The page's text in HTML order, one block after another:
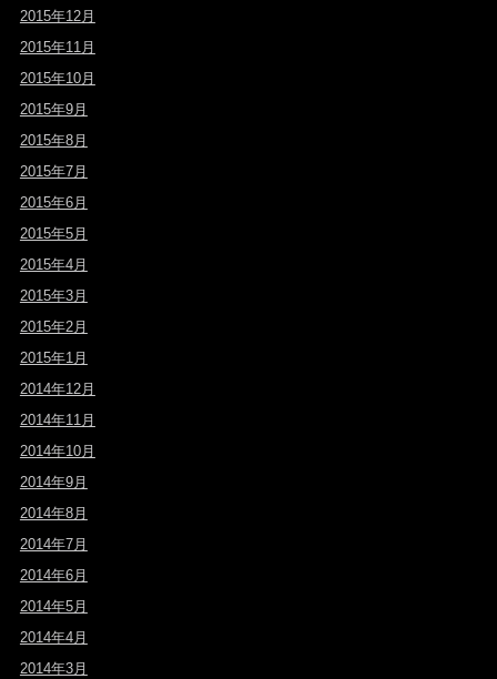
2015年12月
2015年11月
2015年10月
2015年9月
2015年8月
2015年7月
2015年6月
2015年5月
2015年4月
2015年3月
2015年2月
2015年1月
2014年12月
2014年11月
2014年10月
2014年9月
2014年8月
2014年7月
2014年6月
2014年5月
2014年4月
2014年3月